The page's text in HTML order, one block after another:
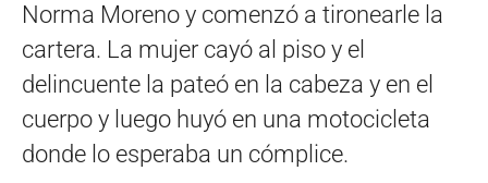
Norma Moreno y comenzó a tironearle la
cartera. La mujer cayó al piso y el
delincuente la pateó en la cabeza y en el
cuerpo y luego huyó en una motocicleta
donde lo esperaba un cómplice.